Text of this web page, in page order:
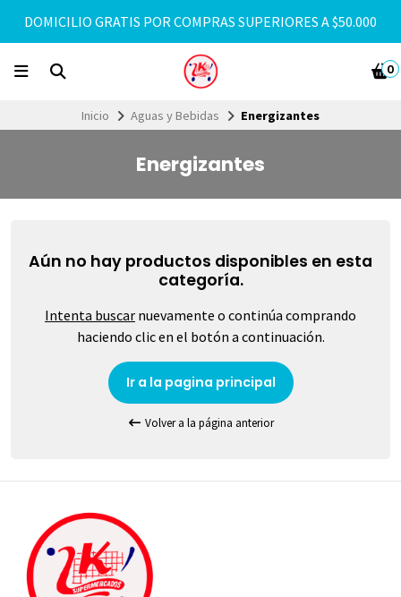
DOMICILIO GRATIS POR COMPRAS SUPERIORES A $50.000
0
Inicio Aguas y Bebidas Energizantes
Energizantes
Aún no hay productos disponibles en esta
categoría.
Intenta buscar nuevamente o continúa comprando
haciendo clic en el botón a continuación.
Ir a la pagina principal
Volver a la página anterior